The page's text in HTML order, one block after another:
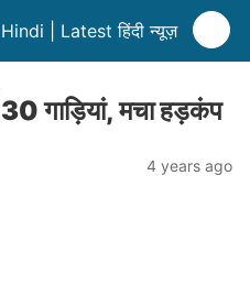
| Latest हिंदी न्यूज़
गाड़ियां, मचा हड़कंप
4 years ago